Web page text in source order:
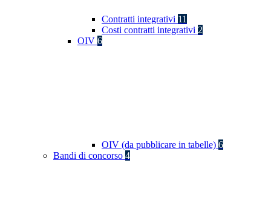
Contratti integrativi 11
Costi contratti integrativi 2
OIV 6
OIV (da pubblicare in tabelle) 6
Bandi di concorso 4